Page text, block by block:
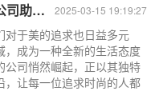
2025-03-15 19:19:27
尚 icon
对于美的追求也日益多元
成为一种全新的生活态度
司悄然崛起，正以其独特
，让每一位追求时尚的人都